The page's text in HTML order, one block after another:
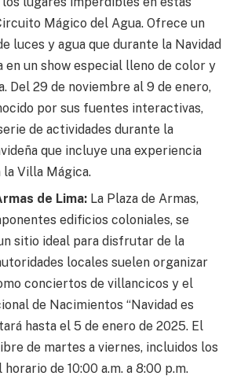
Mágico del Agua. Ofrece un
luces y agua que durante la Navidad
en un show especial lleno de color y
Del 29 de noviembre al 9 de enero,
por sus fuentes interactivas,
de actividades durante la
que incluye una experiencia
Villa Mágica.
de Lima: La Plaza de Armas,
edificios coloniales, se
sitio ideal para disfrutar de la
locales suelen organizar
conciertos de villancicos y el
de Nacimientos “Navidad es
hasta el 5 de enero de 2025. El
de martes a viernes, incluidos los
de 10:00 a.m. a 8:00 p.m.